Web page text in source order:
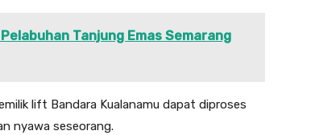
Tanjung Emas Semarang
lift Bandara Kualanamu dapat diproses
nyawa seseorang.